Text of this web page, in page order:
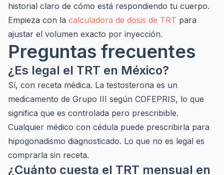
historial claro de cómo está respondiendo tu cuerpo.
Empieza con la calculadora de dosis de TRT para
ajustar el volumen exacto por inyección.
Preguntas frecuentes
¿Es legal el TRT en México?
Sí, con receta médica. La testosterona es un
medicamento de Grupo III según COFEPRIS, lo que
significa que es controlada pero prescribible.
Cualquier médico con cédula puede prescribirla para
hipogonadismo diagnosticado. Lo que no es legal es
comprarla sin receta.
¿Cuánto cuesta el TRT mensual en